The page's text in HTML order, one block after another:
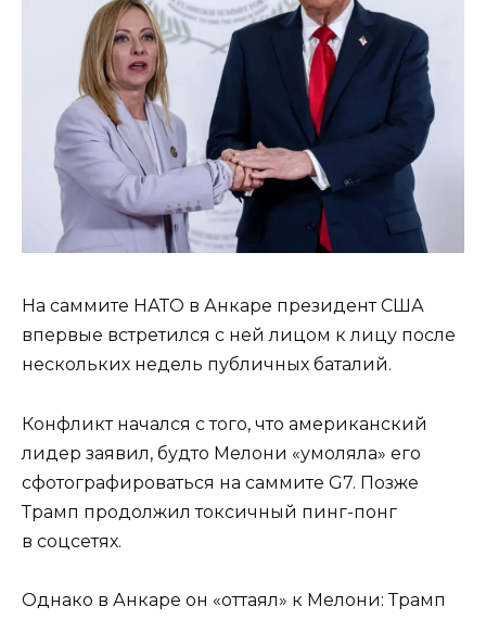
На саммите НАТО в Анкаре президент США
впервые встретился с ней лицом к лицу после
нескольких недель публичных баталий.
Конфликт начался с того, что американский
лидер заявил, будто Мелони «умоляла» его
сфотографироваться на саммите G7. Позже
Трамп продолжил токсичный пинг-понг
в соцсетях.
Однако в Анкаре он «оттаял» к Мелони: Трамп